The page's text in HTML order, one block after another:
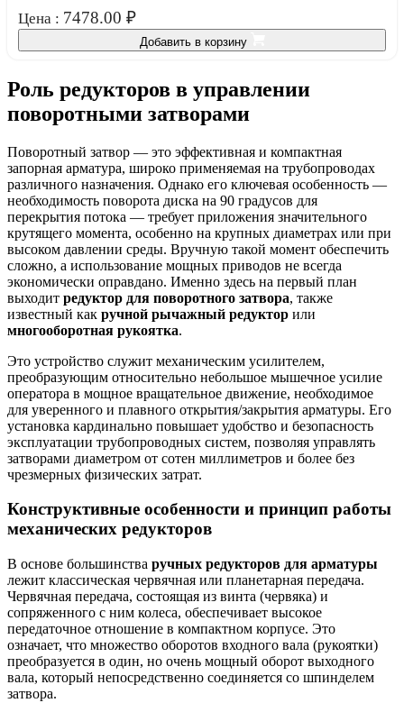
Цена : 7478.00 ₽
Добавить в корзину
Роль редукторов в управлении
поворотными затворами
Поворотный затвор — это эффективная и компактная
запорная арматура, широко применяемая на трубопроводах
различного назначения. Однако его ключевая особенность —
необходимость поворота диска на 90 градусов для
перекрытия потока — требует приложения значительного
крутящего момента, особенно на крупных диаметрах или при
высоком давлении среды. Вручную такой момент обеспечить
сложно, а использование мощных приводов не всегда
экономически оправдано. Именно здесь на первый план
выходит редуктор для поворотного затвора, также
известный как ручной рычажный редуктор или
многооборотная рукоятка.
Это устройство служит механическим усилителем,
преобразующим относительно небольшое мышечное усилие
оператора в мощное вращательное движение, необходимое
для уверенного и плавного открытия/закрытия арматуры. Его
установка кардинально повышает удобство и безопасность
эксплуатации трубопроводных систем, позволяя управлять
затворами диаметром от сотен миллиметров и более без
чрезмерных физических затрат.
Конструктивные особенности и принцип работы
механических редукторов
В основе большинства ручных редукторов для арматуры
лежит классическая червячная или планетарная передача.
Червячная передача, состоящая из винта (червяка) и
сопряженного с ним колеса, обеспечивает высокое
передаточное отношение в компактном корпусе. Это
означает, что множество оборотов входного вала (рукоятки)
преобразуется в один, но очень мощный оборот выходного
вала, который непосредственно соединяется со шпинделем
затвора.